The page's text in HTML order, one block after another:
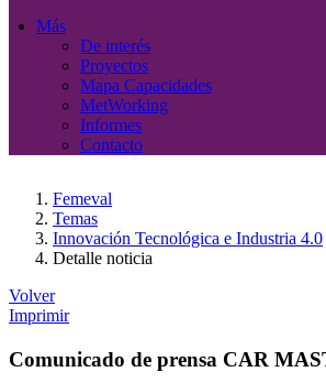
Más
De interés
Proyectos
Mapa Capacidades
MetWorking
Informes
Contacto
Femeval
Temas
Innovación Tecnológica e Industria 4.0
Detalle noticia
Volver
Imprimir
Comunicado de prensa CAR